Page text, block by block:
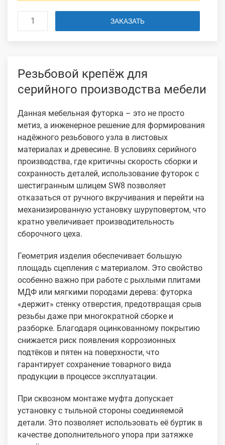
ЗАКАЗАТЬ
Резьбовой крепёж для
серийного производства мебели
Данная мебельная футорка – это не просто
метиз, а инженерное решение для формирования
надёжного резьбового узла в листовых
материалах и древесине. В условиях серийного
производства, где критичны скорость сборки и
сохранность деталей, использование футорок с
шестигранным шлицем SW8 позволяет
отказаться от ручного вкручивания и перейти на
механизированную установку шуруповертом, что
кратно увеличивает производительность
сборочного цеха.
Геометрия изделия обеспечивает большую
площадь сцепления с материалом. Это свойство
особенно важно при работе с рыхлыми плитами
МДФ или мягкими породами дерева: футорка
«держит» стенку отверстия, предотвращая срыв
резьбы даже при многократной сборке и
разборке. Благодаря оцинкованному покрытию
снижается риск появления коррозионных
подтёков и пятен на поверхности, что
гарантирует сохранение товарного вида
продукции в процессе эксплуатации.
При сквозном монтаже муфта допускает
установку с тыльной стороны соединяемой
детали. Это позволяет использовать её буртик в
качестве дополнительного упора при затяжке